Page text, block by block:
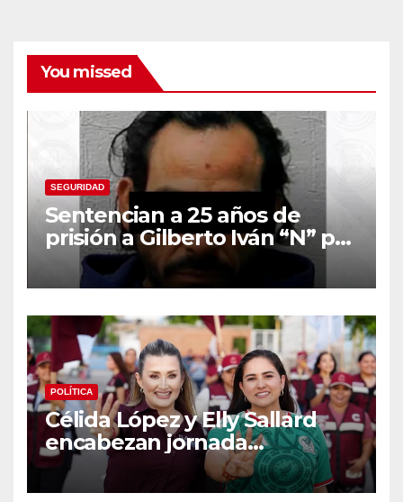
You missed
SEGURIDAD
Sentencian a 25 años de
prisión a Gilberto Iván “N” por
homicidio de rescatista en
Hermosillo
POLÍTICA
Célida López y Elly Sallard
encabezan jornada
comunitaria y encuentro
vecinal en la colonia